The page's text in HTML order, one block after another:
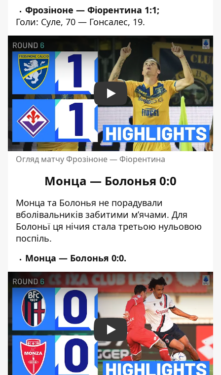
Фрозіноне — Фіорентина 1:1;
Голи: Суле, 70 — Гонсалес, 19.
Play
Огляд матчу Фрозіноне — Фіорентина
Монца — Болонья 0:0
Монца та Болонья не порадували
вболівальників забитими м’ячами. Для
Болоньї ця нічия стала третьою нульовою
поспіль.
Монца — Болонья 0:0.
Play